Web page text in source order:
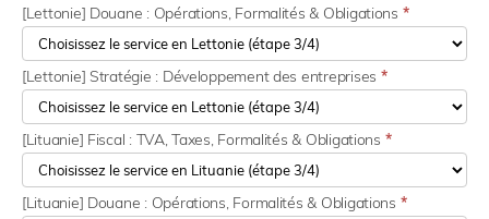
[Lettonie] Douane : Opérations, Formalités & Obligations *
[Lettonie] Stratégie : Développement des entreprises *
[Lituanie] Fiscal : TVA, Taxes, Formalités & Obligations *
[Lituanie] Douane : Opérations, Formalités & Obligations *